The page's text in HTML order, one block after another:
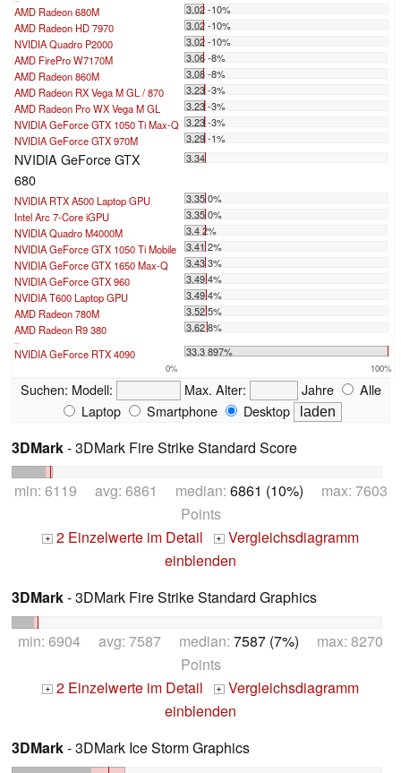
AMD Radeon 680M
3.02 -10%
AMD Radeon HD 7970
3.02 -10%
NVIDIA Quadro P2000
3.02 -10%
AMD FirePro W7170M
3.06 -8%
AMD Radeon 860M
3.08 -8%
AMD Radeon RX Vega M GL / 870
3.23 -3%
AMD Radeon Pro WX Vega M GL
3.23 -3%
NVIDIA GeForce GTX 1050 Ti Max-Q 3.23 -3%
NVIDIA GeForce GTX 970M
3.29 -1%
NVIDIA GeForce GTX
680
3.34
NVIDIA RTX A500 Laptop GPU
3.35 0%
Intel Arc 7-Core iGPU
3.35 0%
NVIDIA Quadro M4000M
3.4 2%
NVIDIA GeForce GTX 1050 Ti Mobile
3.41 2%
NVIDIA GeForce GTX 1650 Max-Q
3.43 3%
NVIDIA GeForce GTX 960
3.49 4%
NVIDIA T600 Laptop GPU
3.49 4%
AMD Radeon 780M
3.52 5%
AMD Radeon R9 380
3.62 8%
NVIDIA GeForce RTX 4090 33.3 897%
0% 100%
Suchen: Modell: Max. Alter: Jahre
Alle
Laptop
Smartphone Desktop
3DMark- 3DMark Fire Strike Standard Score
min: 6119 avg: 6861 median: 6861 (10%) max: 7603
Points
+ 2 Einzelwerte im Detail + Vergleichsdiagramm
einblenden
3DMark- 3DMark Fire Strike Standard Graphics
min: 6904 avg: 7587 median: 7587 (7%) max: 8270
Points
+ 2 Einzelwerte im Detail + Vergleichsdiagramm
einblenden
3DMark- 3DMark Ice Storm Graphics